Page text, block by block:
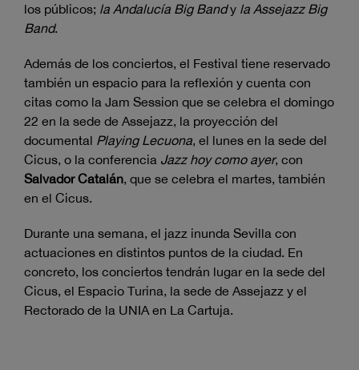
los públicos; la Andalucía Big Bandy la Assejazz Big
Band.
Además de los conciertos, el Festival tiene reservado
también un espacio para la reflexión y cuenta con
citas como la Jam Session que se celebra el domingo
22 en la sede de Assejazz, la proyección del
documental Playing Lecuona, el lunes en la sede del
Cicus, o la conferencia Jazz hoy como ayer, con
Salvador Catalán, que se celebra el martes, también
en el Cicus.
Durante una semana, el jazz inunda Sevilla con
actuaciones en distintos puntos de la ciudad. En
concreto, los conciertos tendrán lugar en la sede del
Cicus, el Espacio Turina, la sede de Assejazz y el
Rectorado de la UNIA en La Cartuja.